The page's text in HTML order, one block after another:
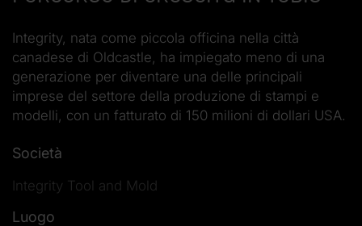
Integrity, nata come piccola officina nella città
canadese di Oldcastle, ha impiegato meno di una
generazione per diventare una delle principali
imprese del settore della produzione di stampi e
modelli, con un fatturato di 150 milioni di dollari USA.
Società
Integrity Tool and Mold
Luogo